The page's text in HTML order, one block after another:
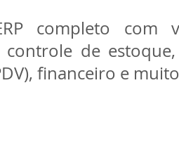
completo com
controle de
financeiro e